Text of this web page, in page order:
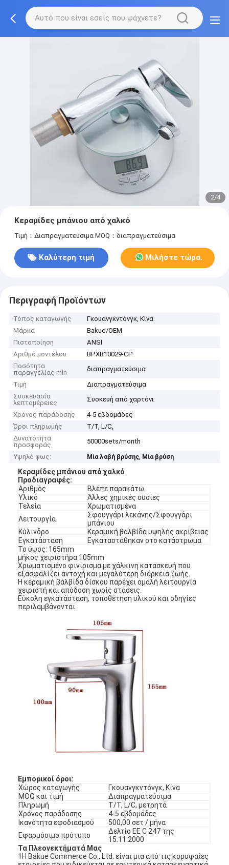
2/4
Κεραμίδες μπάνιου από χαλκό
Τιμή：Διαπραγματεύσιμα MOQ：διαπραγματεύσιμα
Καλύτερη τιμή Μιλήστε τώρα.
Περιγραφή Προϊόντων
Τόπος καταγωγής
Γκουανγκντόνγκ, Κίνα
Μάρκα
Bakue/OEM
Πιστοποίηση
ANSI
Αριθμό μοντέλου
BPXB10029-CP
Ποσότητα
παραγγελίας min
διαπραγματεύσιμα
Τιμή
Διαπραγματεύσιμα
Συσκευασία
λεπτομέρειες
Συσκευή από χαρτόνι
Χρόνος παράδοσης
4-5 εβδομάδες
Όροι πληρωμής
T/T, L/C,
Δυνατότητα
προσφοράς
50000sets/month
Υψηλό φως:
Μία λαβή βρύσης, Μία βρύση
Κεραμίδες μπάνιου από χαλκό
Προδιαγραφές:
Αριθμός
Βλέπε παρακάτω.
Υλικό
Άλλες χημικές ουσίες
Τελεία
Χρωματισμένα
Λειτουργία
Σφουγγάρι λεκάνης/Σφουγγάρι
μπάνιου
Κύλινδρο
Κεραμική βαλβίδα υψηλής ακρίβειας
Εγκατάσταση
Εγκαταστάθηκαν στο κατάστρωμα
Το ύψος: 165mm
μήκος χειριστήρα:105mm
Χρωματισμένο φινίρισμα με χάλκινη κατασκευή που
εξασφαλίζει αντοχή και μεγαλύτερη διάρκεια ζωής.
Η κεραμική βαλβίδα δίσκου παρέχει ομαλή λειτουργία
χειριστή και απόδοση χωρίς στάσεις.
Εύκολη εγκατάσταση, τοποθέτηση υλικού και οδηγίες
περιλαμβάνονται.
Εμπορικοί όροι:
Χώρος καταγωγής
Γκουανγκντόνγκ, Κίνα
MOQ και τιμή
Διαπραγματεύσιμα
Πληρωμή
Τ/Τ, L/C, μετρητά
Χρόνος παράδοσης
4-5 εβδομάδες
Ικανότητα εφοδιασμού
500,00 σετ / μήνα
Εφαρμόσιμο πρότυπο
Δελτίο ΕΕ C 247 της
15.11.2000
Τα Πλεονεκτήματά Μας
1Η Bakue Commerce Co., Ltd. είναι μια από τις κορυφαίες